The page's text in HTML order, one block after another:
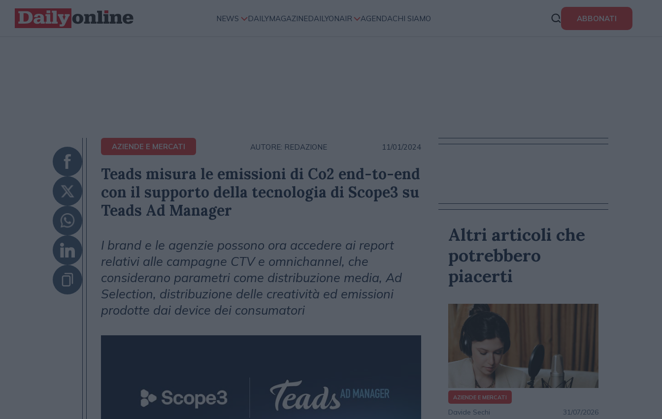
NEWS DAILYMAGAZINEDAILYONAIR AGENDACHI SIAMO ABBONATI
AZIENDE E MERCATI AUTORE: REDAZIONE 11/01/2024
Teads misura le emissioni di Co2 end-to-end
con il supporto della tecnologia di Scope3 su
Teads Ad Manager
I brand e le agenzie possono ora accedere ai report
relativi alle campagne CTV e omnichannel, che
considerano parametri come distribuzione media, Ad
Selection, distribuzione delle creatività ed emissioni
prodotte dai device dei consumatori
Altri articoli che
potrebbero
piacerti
AZIENDE E MERCATI
Davide Sechi 31/07/2026